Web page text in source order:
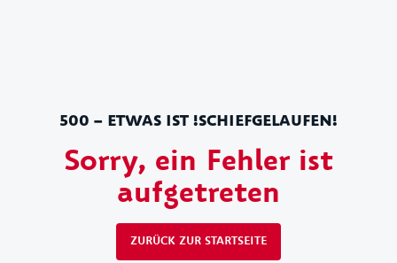
500 – ETWAS IST !SCHIEFGELAUFEN!
Sorry, ein Fehler ist
aufgetreten
ZURÜCK ZUR STARTSEITE